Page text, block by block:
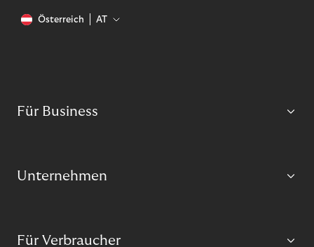
Österreich AT
Für Business
Unternehmen
Für Verbraucher